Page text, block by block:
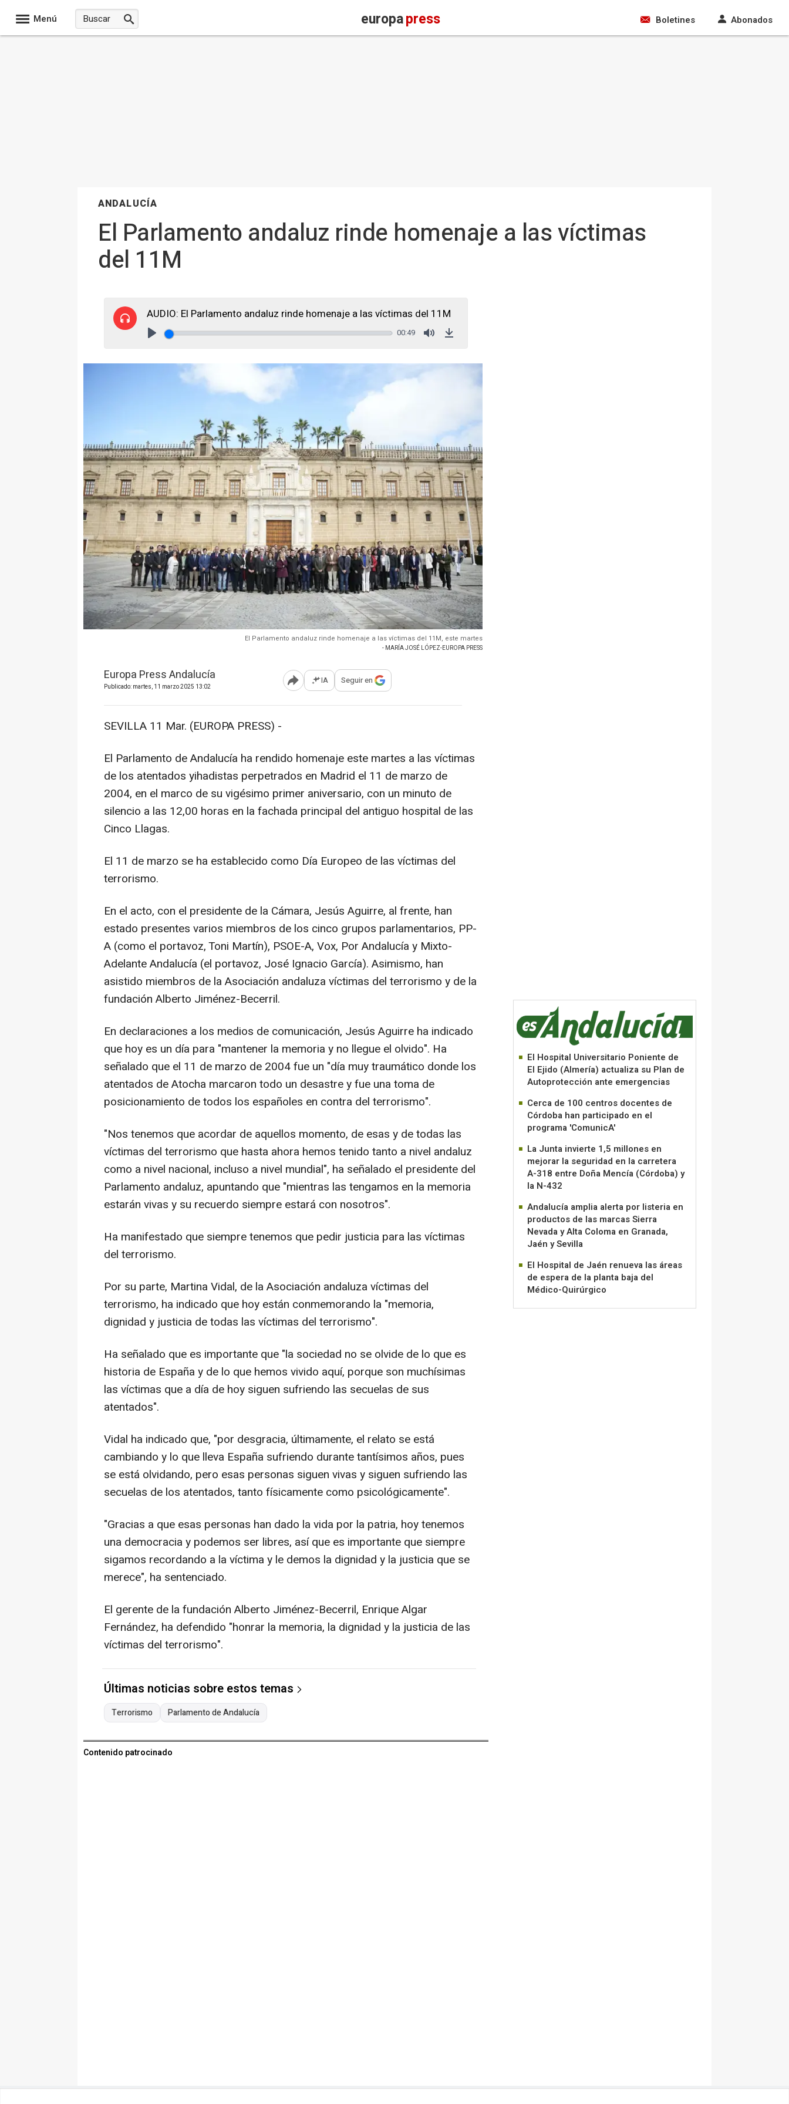
Menú europapress Boletines Abonados
ANDALUCÍA
El Parlamento andaluz rinde homenaje a las víctimas
del 11M
AUDIO: El Parlamento andaluz rinde homenaje a las víctimas del 11M
00:49
El Parlamento andaluz rinde homenaje a las víctimas del 11M, este martes
- MARÍA JOSÉ LÓPEZ-EUROPA PRESS
Europa Press Andalucía
Publicado: martes, 11 marzo 2025 13:02 Abrir opciones para compartir
IA Seguir en
SEVILLA 11 Mar. (EUROPA PRESS) -
El Parlamento de Andalucía ha rendido homenaje este martes a las víctimas
de los atentados yihadistas perpetrados en Madrid el 11 de marzo de
2004, en el marco de su vigésimo primer aniversario, con un minuto de
silencio a las 12,00 horas en la fachada principal del antiguo hospital de las
Cinco Llagas.
El 11 de marzo se ha establecido como Día Europeo de las víctimas del
terrorismo.
En el acto, con el presidente de la Cámara, Jesús Aguirre, al frente, han
estado presentes varios miembros de los cinco grupos parlamentarios, PP-
A (como el portavoz, Toni Martín), PSOE-A, Vox, Por Andalucía y Mixto-
Adelante Andalucía (el portavoz, José Ignacio García). Asimismo, han
asistido miembros de la Asociación andaluza víctimas del terrorismo y de la
fundación Alberto Jiménez-Becerril.
En declaraciones a los medios de comunicación, Jesús Aguirre ha indicado
que hoy es un día para "mantener la memoria y no llegue el olvido". Ha
señalado que el 11 de marzo de 2004 fue un "día muy traumático donde los
atentados de Atocha marcaron todo un desastre y fue una toma de
posicionamiento de todos los españoles en contra del terrorismo".
"Nos tenemos que acordar de aquellos momento, de esas y de todas las
víctimas del terrorismo que hasta ahora hemos tenido tanto a nivel andaluz
como a nivel nacional, incluso a nivel mundial", ha señalado el presidente del
Parlamento andaluz, apuntando que "mientras las tengamos en la memoria
estarán vivas y su recuerdo siempre estará con nosotros".
Ha manifestado que siempre tenemos que pedir justicia para las víctimas
del terrorismo.
Por su parte, Martina Vidal, de la Asociación andaluza víctimas del
terrorismo, ha indicado que hoy están conmemorando la "memoria,
dignidad y justicia de todas las víctimas del terrorismo".
Ha señalado que es importante que "la sociedad no se olvide de lo que es
historia de España y de lo que hemos vivido aquí, porque son muchísimas
las víctimas que a día de hoy siguen sufriendo las secuelas de sus
atentados".
Vidal ha indicado que, "por desgracia, últimamente, el relato se está
cambiando y lo que lleva España sufriendo durante tantísimos años, pues
se está olvidando, pero esas personas siguen vivas y siguen sufriendo las
secuelas de los atentados, tanto físicamente como psicológicamente".
"Gracias a que esas personas han dado la vida por la patria, hoy tenemos
una democracia y podemos ser libres, así que es importante que siempre
sigamos recordando a la víctima y le demos la dignidad y la justicia que se
merece", ha sentenciado.
El gerente de la fundación Alberto Jiménez-Becerril, Enrique Algar
Fernández, ha defendido "honrar la memoria, la dignidad y la justicia de las
víctimas del terrorismo".
Últimas noticias sobre estos temas
Terrorismo Parlamento de Andalucía
Contenido patrocinado
El Hospital Universitario Poniente de
El Ejido (Almería) actualiza su Plan de
Autoprotección ante emergencias
Cerca de 100 centros docentes de
Córdoba han participado en el
programa 'ComunicA'
La Junta invierte 1,5 millones en
mejorar la seguridad en la carretera
A-318 entre Doña Mencía (Córdoba) y
la N-432
Andalucía amplia alerta por listeria en
productos de las marcas Sierra
Nevada y Alta Coloma en Granada,
Jaén y Sevilla
El Hospital de Jaén renueva las áreas
de espera de la planta baja del
Médico-Quirúrgico